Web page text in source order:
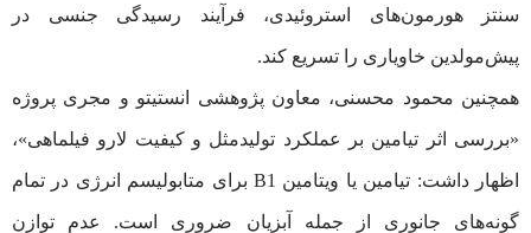
سنتز هورمون‌های استروئیدی، فرآیند رسیدگی جنسی در
پیش‌مولدین خاویاری را تسریع کند.
همچنین محمود محسنی، معاون پژوهشی انستیتو و مجری پروژه
«بررسی اثر تیامین بر عملکرد تولیدمثل و کیفیت لارو فیلماهی»،
اظهار داشت: تیامین یا ویتامین B1 برای متابولیسم انرژی در تمام
گونه‌های جانوری از جمله آبزیان ضروری است. عدم توازن